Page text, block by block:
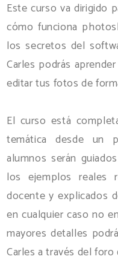
Este curso va dirigido
cómo funciona
los secretos del
Carles podrás
editar tus fotos de
El curso está
temática desde un
alumnos serán
los ejemplos reales
docente y explicados
en cualquier caso no
mayores detalles
Carles a través del foro